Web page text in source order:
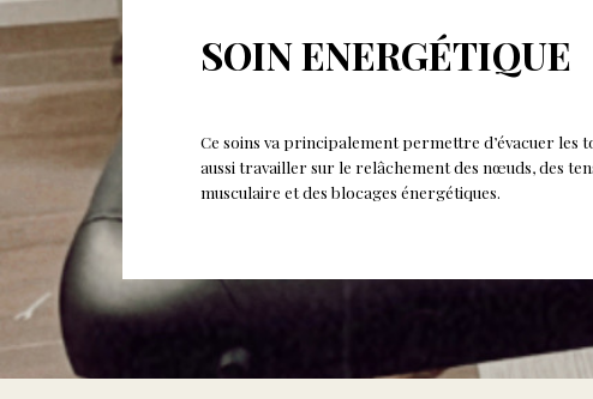
SOIN ENERGÉTIQUE
Ce soins va principalement permettre d’évacuer les
aussi travailler sur le relâchement des nœuds, des
musculaire et des blocages énergétiques.